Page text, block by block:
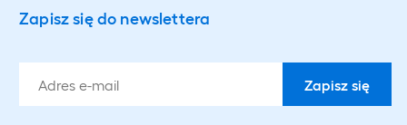
Zapisz się do newslettera